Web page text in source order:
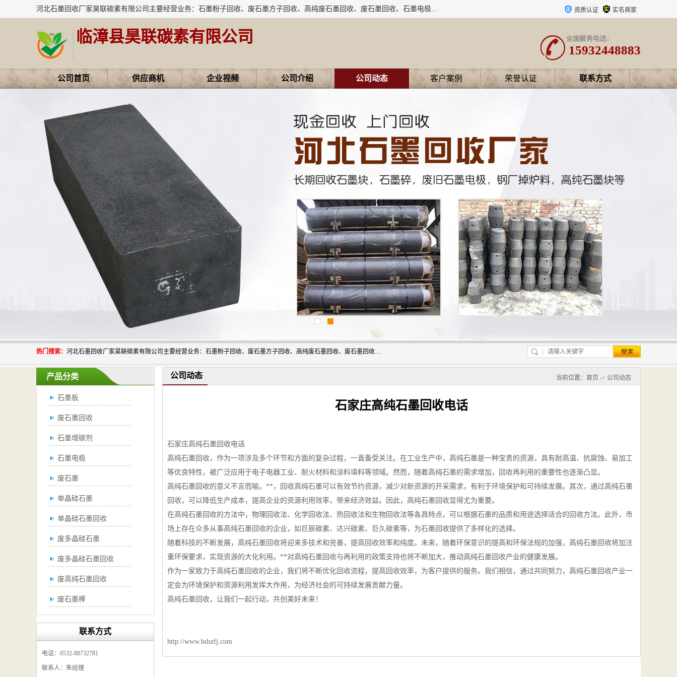
河北石墨回收厂家昊联碳素有限公司主要经营业务：石墨粉子回收、废石墨方子回收、高纯废石墨回收、废石墨回收、石墨电极回收、废石墨板回收、石墨增碳剂、单晶硅石墨、单晶硅石墨回收、废多晶硅石墨、废多晶硅石墨回收、废高纯石墨回收、废石墨、废石墨棒、废石墨棒回收、废石墨换热器回收、高纯石墨回收、石墨粉回收、石墨换热器回收、石墨纸回收、回收石墨板、回收石墨电极、石墨板回收、石墨回收。 资质认证 实名商家
临漳县昊联碳素有限公司
15932448883
公司首页 供应商机 企业视频 公司介绍 公司动态 客户案例 荣誉认证 联系方式
热门搜索： 河北石墨回收厂家昊联碳素有限公司主要经营业务：石墨粉子回收、废石墨方子回收、高纯废石墨回收、废石墨回收、石墨电极回收、废石墨板回收、石墨增碳剂、单晶硅石墨、单晶硅石墨回收、废多晶硅石墨、废多晶硅石墨回收、废高纯石墨回收、废石墨、废石墨棒、废石墨棒回收、废石墨换热器回收、高纯石墨回收、石墨粉回收、石墨换热器回收、石墨纸回收、回收石墨板、回收石墨电极、石墨板回收、石墨回收。
产品分类
石墨板
废石墨回收
石墨增碳剂
石墨电极
废石墨
单晶硅石墨
单晶硅石墨回收
废多晶硅石墨
废多晶硅石墨回收
废高纯石墨回收
废石墨棒
废石墨换热器回收
联系方式
电话：0532-88732781
联系人：朱经理
公司动态 当前位置： 首页 -> 公司动态
石家庄高纯石墨回收电话
石家庄高纯石墨回收电话
高纯石墨回收，作为一项涉及多个环节和方面的复杂过程，一直备受关注。在工业生产中，高纯石墨是一种宝贵的资源，具有耐高温、抗腐蚀、易加工
等优良特性，被广泛应用于电子电器工业、耐火材料和涂料填料等领域。然而，随着高纯石墨的需求增加，回收再利用的重要性也逐渐凸显。
高纯石墨回收的意义不言而喻。**，回收高纯石墨可以有效节约资源，减少对新资源的开采需求，有利于环境保护和可持续发展。其次，通过高纯石墨
回收，可以降低生产成本，提高企业的资源利用效率，带来经济效益。因此，高纯石墨回收显得尤为重要。
在高纯石墨回收的方法中，物理回收法、化学回收法、热回收法和生物回收法等各具特点，可以根据石墨的品质和用途选择适合的回收方法。此外，市
场上存在众多从事高纯石墨回收的企业，如巨辰碳素、达兴碳素、巨久碳素等，为石墨回收提供了多样化的选择。
随着科技的不断发展，高纯石墨回收将迎来多技术和完善，提高回收效率和纯度。未来，随着环保意识的提高和环保法规的加强，高纯石墨回收将加注
重环保要求，实现资源的大化利用。**对高纯石墨回收与再利用的政策支持也将不断加大，推动高纯石墨回收产业的健康发展。
作为一家致力于高纯石墨回收的企业，我们将不断优化回收流程，提高回收效率，为客户提供的服务。我们相信，通过共同努力，高纯石墨回收产业一
定会为环境保护和资源利用发挥大作用，为经济社会的可持续发展贡献力量。
高纯石墨回收，让我们一起行动，共创美好未来！
http://www.bdszfj.com